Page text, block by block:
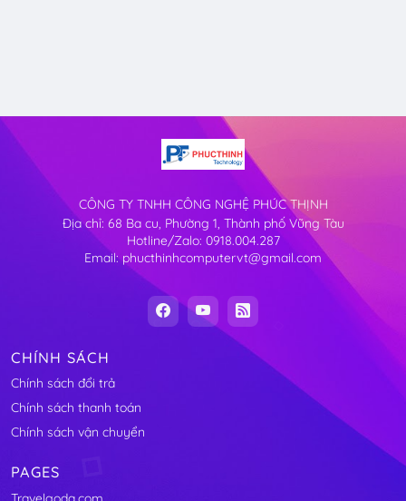
CÔNG TY TNHH CÔNG NGHỆ PHÚC THỊNH
Địa chỉ: 68 Ba cu, Phường 1, Thành phố Vũng Tàu
Hotline/Zalo: 0918.004.287
Email: phucthinhcomputervt@gmail.com
CHÍNH SÁCH
Chính sách đổi trả
Chính sách thanh toán
Chính sách vận chuyển
PAGES